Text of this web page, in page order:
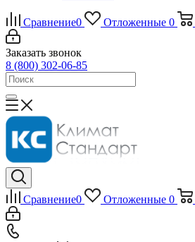
Сравнение0 Отложенные 0
Заказать звонок
8 (800) 302-06-85
Сравнение0 Отложенные 0